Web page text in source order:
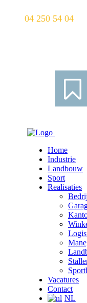
04 250 54 04
Home
Industrie
Landbouw
Sport
Realisaties
Vacatures
Contact
NL